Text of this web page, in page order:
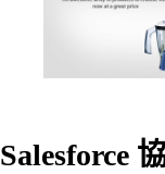
Salesforce